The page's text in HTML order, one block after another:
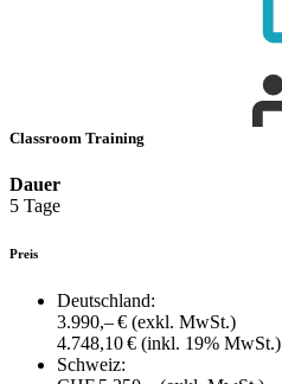
Classroom Training
Dauer
5 Tage
Preis
Deutschland:
3.990,– € (exkl. MwSt.)
4.748,10 € (inkl. 19% MwSt.)
Schweiz: